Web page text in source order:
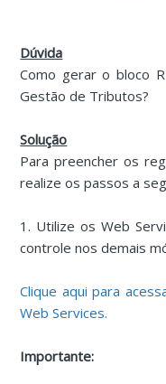
Dúvida
Como gerar o bloco
Gestão de Tributos?
Solução
Para preencher os
realize os passos a
1. Utilize os Web
controle nos demais
Clique aqui para
Web Services.
Importante: